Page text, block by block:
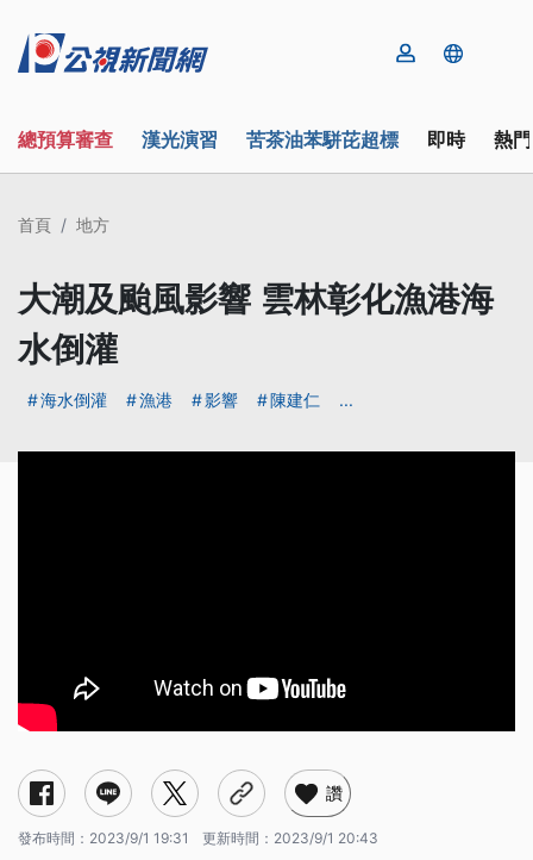
總預算審查 漢光演習 苦茶油苯駢芘超標 即時 熱
首頁 地方
大潮及颱風影響 雲林彰化漁港海
水倒灌
海水倒灌 漁港 影響 陳建仁 ...
讚
發布時間： 2023/9/1 19:31 更新時間： 2023/9/1 20:43